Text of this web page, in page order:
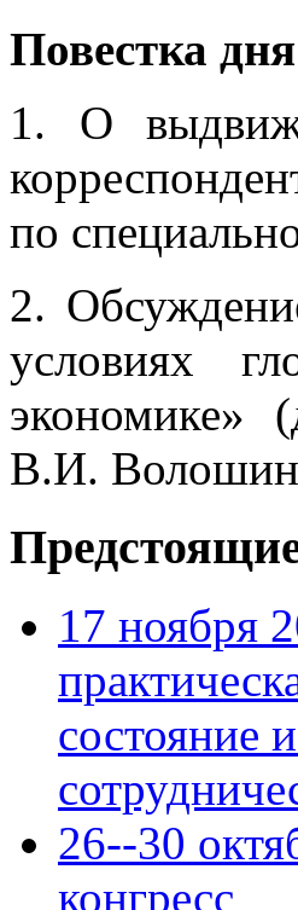
Повестка
1. О
по
2.
условиях
экономике»
В.И.
17 ноября
состояние
26--30
конгресс